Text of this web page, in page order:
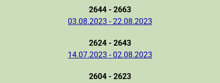
2644 - 2663
03.08.2023 - 22.08.2023
2624 - 2643
14.07.2023 - 02.08.2023
2604 - 2623